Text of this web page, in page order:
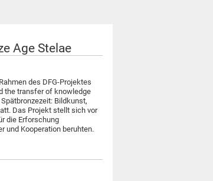
Age Stelae
des DFG-Projektes
the transfer of knowledge
Bildkunst,
Das Projekt stellt sich vor
die Erforschung
und Kooperation beruhten.